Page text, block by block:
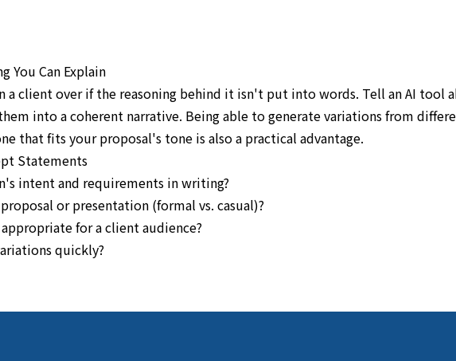
You Can Explain
a client over if the reasoning behind it isn't put into words. Tell an AI
into a coherent narrative. Being able to generate variations from
that fits your proposal's tone is also a practical advantage.
Statements
intent and requirements in writing?
or presentation (formal vs. casual)?
for a client audience?
quickly?